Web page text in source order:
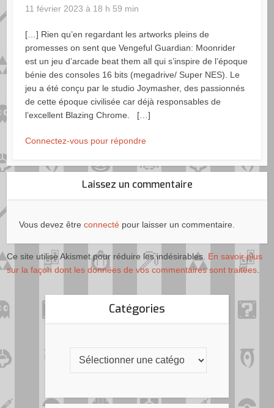
11 février 2023 à 18 h 59 min
[…] Rien qu’en regardant les artworks pleins de
promesses on sent que Vengeful Guardian: Moonrider
est un jeu d’arcade beat them all qui s’inspire de l’époque
bénie des consoles 16 bits (megadrive/ Super NES). Le
jeu a été conçu par le studio Joymasher, des passionnés
de cette époque civilisée car déjà responsables de
l’excellent Blazing Chrome. […]
Connectez-vous pour répondre
Laissez un commentaire
Vous devez êtreconnecté pour laisser un commentaire.
Ce site utilise Akismet pour réduire les indésirables. En savoir plus
sur la façon dont les données de vos commentaires sont traitées
Catégories